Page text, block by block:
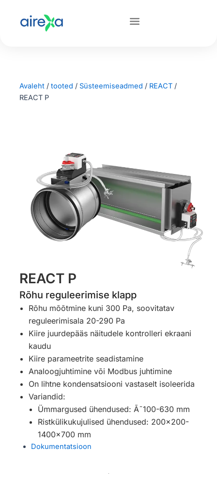
Avaleht / tooted / Süsteemiseadmed / REACT /
REACT P
REACT P
Rõhu reguleerimise klapp
Rõhu mõõtmine kuni 300 Pa, soovitatav
reguleerimisala 20-290 Pa
Kiire juurdepääs näitudele kontrolleri ekraani
kaudu
Kiire parameetrite seadistamine
Analoogjuhtimine või Modbus juhtimine
On lihtne kondensatsiooni vastaselt isoleerida
Variandid:
Ümmargused ühendused: Ã˜100-630 mm
Ristkülikukujulised ühendused: 200×200-
1400×700 mm
Dokumentatsioon